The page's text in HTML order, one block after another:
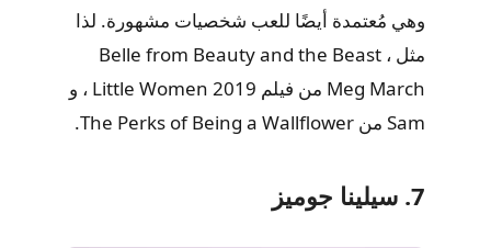
وهي مُعتمدة أيضًا للعب شخصيات مشهورة. لذا
مثل Belle from Beauty and the Beast ،
Meg March من فيلم 2019 Little Women ، و
Sam من The Perks of Being a Wallflower.
7. سيلينا جوميز